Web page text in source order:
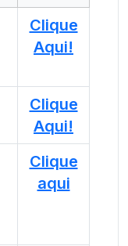
Clique
Aqui!
Clique
Aqui!
Clique
aqui